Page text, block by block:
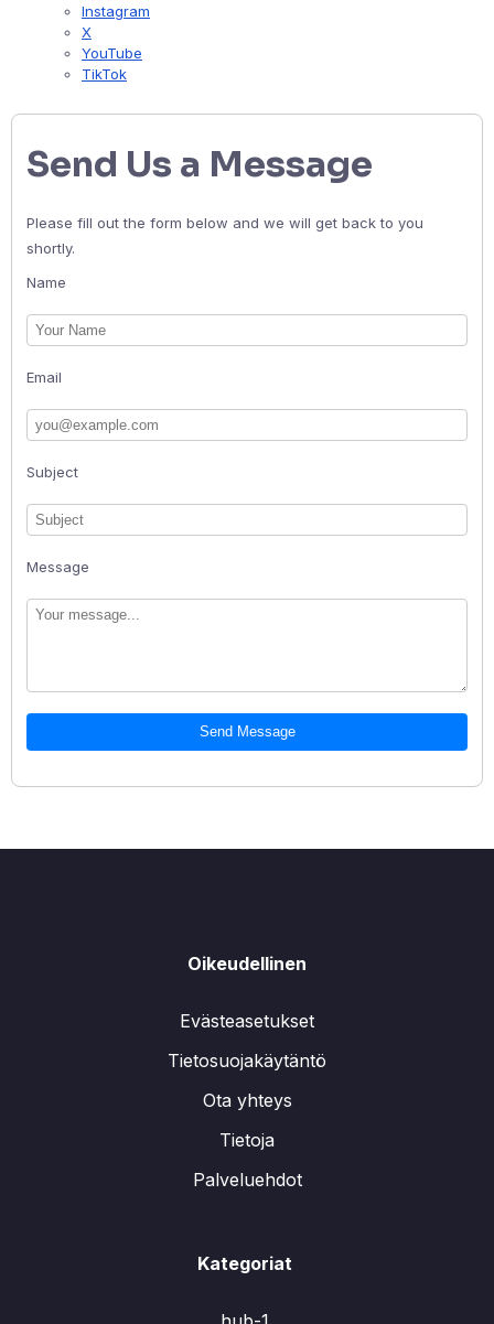
Instagram
X
YouTube
TikTok
Send Us a Message
Please fill out the form below and we will get back to you
shortly.
Name
Email
Subject
Message
Send Message
Oikeudellinen
Evästeasetukset
Tietosuojakäytäntö
Ota yhteys
Tietoja
Palveluehdot
Kategoriat